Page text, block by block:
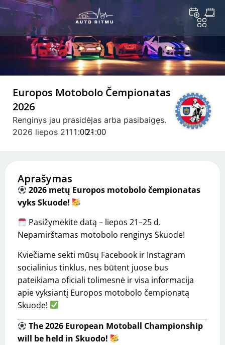
Europos Motobolo Čempionatas
2026
Renginys jau prasidėjas arba pasibaigęs.
2026 liepos 2111:00 -21:00
Aprašymas
2026 metų Europos motobolo čempionatas
vyks Skuode!
Pasižymėkite datą – liepos 21–25 d.
Nepamirštamas motobolo renginys Skuode!
Kviečiame sekti mūsų Facebook ir Instagram
socialinius tinklus, nes būtent juose bus
pateikiama oficiali tolimesnė ir visa informacija
apie vyksiantį Europos motobolo čempionatą
Skuode!
The 2026 European Motoball Championship
will be held in Skuodo!